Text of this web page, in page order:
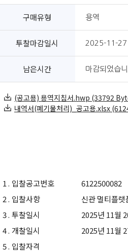
구매유형 용역
투찰마감일시 2025-11-
남은시간 마감되었습
(공고용) 용역지침서.hwp (33792
내역서(폐기물처리)_공고용.xlsx
1 . 입찰공고번호
6122500082
2 . 입찰사항
신관 멀티플
3 . 투찰일시
2025년 11월
4 . 개찰일시
2025년 11월
5 . 입찰자격